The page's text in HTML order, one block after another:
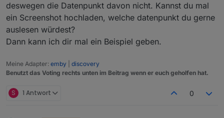
deswegen die Datenpunkt davon nicht. Kannst du mal
ein Screenshot hochladen, welche datenpunkt du gerne
auslesen würdest?
Dann kann ich dir mal ein Beispiel geben.
Meine Adapter: emby
discovery
Benutzt das Voting rechts unten im Beitrag wenn er euch geholfen hat.
S 1 Antwort 0